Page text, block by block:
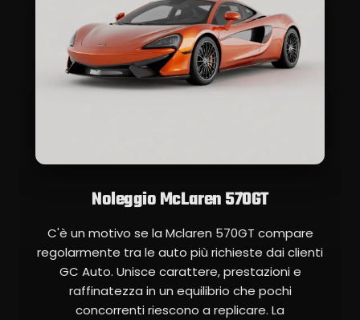
Noleggio McLaren 570GT
C'è un motivo se la Mclaren 570GT compare
regolarmente tra le auto più richieste dai clienti
GC Auto. Unisce carattere, prestazioni e
raffinatezza in un equilibrio che pochi
concorrenti riescono a replicare. La